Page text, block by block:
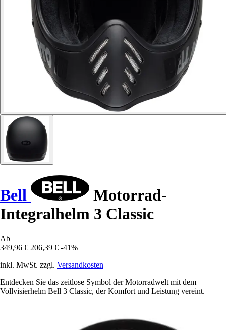
Bell
Motorrad-
Integralhelm 3 Classic
Ab
349,96 € 206,39 € -41%
inkl. MwSt. zzgl. Versandkosten
Entdecken Sie das zeitlose Symbol der Motorradwelt mit dem
Vollvisierhelm Bell 3 Classic, der Komfort und Leistung vereint.